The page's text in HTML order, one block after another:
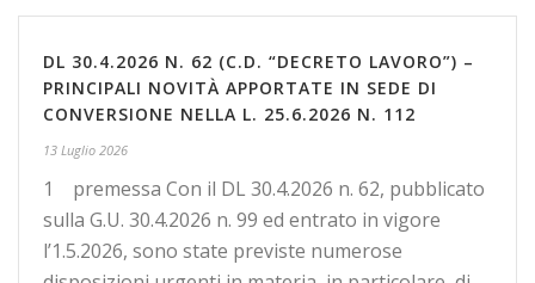
DL 30.4.2026 N. 62 (C.D. “DECRETO LAVORO”) –
PRINCIPALI NOVITÀ APPORTATE IN SEDE DI
CONVERSIONE NELLA L. 25.6.2026 N. 112
13 Luglio 2026
1 premessa Con il DL 30.4.2026 n. 62, pubblicato
sulla G.U. 30.4.2026 n. 99 ed entrato in vigore
l’1.5.2026, sono state previste numerose